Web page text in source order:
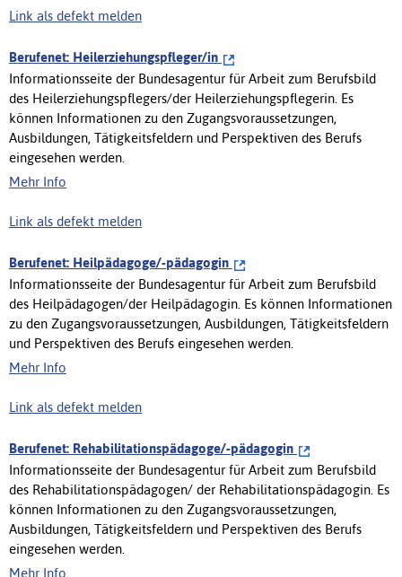
Link als defekt melden
Berufenet: Heilerziehungspfleger/in
Informationsseite der Bundesagentur für Arbeit zum Berufsbild
des Heilerziehungspflegers/der Heilerziehungspflegerin. Es
können Informationen zu den Zugangsvoraussetzungen,
Ausbildungen, Tätigkeitsfeldern und Perspektiven des Berufs
eingesehen werden.
Mehr Info
Link als defekt melden
Berufenet: Heilpädagoge/-pädagogin
Informationsseite der Bundesagentur für Arbeit zum Berufsbild
des Heilpädagogen/der Heilpädagogin. Es können Informationen
zu den Zugangsvoraussetzungen, Ausbildungen, Tätigkeitsfeldern
und Perspektiven des Berufs eingesehen werden.
Mehr Info
Link als defekt melden
Berufenet: Rehabilitationspädagoge/-pädagogin
Informationsseite der Bundesagentur für Arbeit zum Berufsbild
des Rehabilitationspädagogen/ der Rehabilitationspädagogin. Es
können Informationen zu den Zugangsvoraussetzungen,
Ausbildungen, Tätigkeitsfeldern und Perspektiven des Berufs
eingesehen werden.
Mehr Info